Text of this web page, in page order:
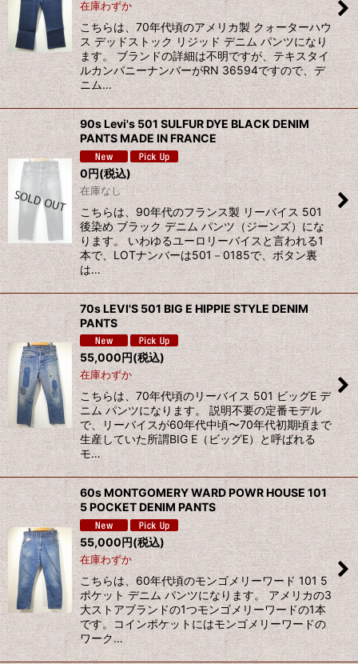
在庫わずか
こちらは、70年代頃のアメリカ製 クォーターハウ
ス デッドストック リジッド デニム パンツになり
ます。 ブランドの詳細は不明ですが、テキスタイ
ルカンパニーナンバーがRN 36594ですので、デ
ニム…
90s Levi's 501 SULFUR DYE BLACK DENIM
PANTS MADE IN FRANCE
0円(税込)
在庫なし
こちらは、90年代のフランス製 リーバイス 501
後染め ブラック デニム パンツ（ジーンズ）にな
ります。 いわゆるユーロリーバイスと言われる1
本で、LOTナンバーは501－0185で、ボタン裏
は…
70s LEVI'S 501 BIG E HIPPIE STYLE DENIM
PANTS
55,000円(税込)
在庫わずか
こちらは、70年代頃のリーバイス 501 ビッグE デ
ニム パンツになります。 説明不要の定番モデル
で、リーバイスが60年代中頃〜70年代初期頃まで
生産していた所謂BIG E（ビッグE）と呼ばれる
モ…
60s MONTGOMERY WARD POWR HOUSE 101
5 POCKET DENIM PANTS
55,000円(税込)
在庫わずか
こちらは、60年代頃のモンゴメリーワード 101 5
ポケット デニム パンツになります。 アメリカの3
大ストアブランドの1つモンゴメリーワードの1本
です。コインポケットにはモンゴメリーワードの
ワーク…